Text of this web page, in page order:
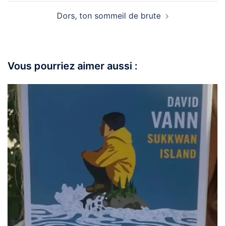
Dors, ton sommeil de brute
Vous pourriez aimer aussi :